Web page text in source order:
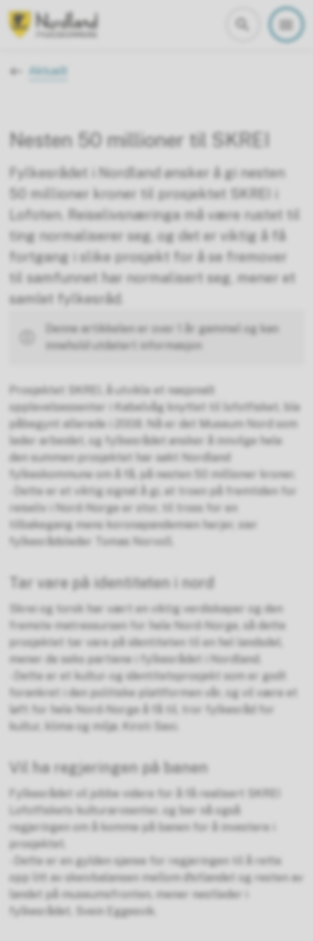
Du er her:
Aktuelt
Nesten 50 millioner til SKREI
Fylkesrådet i Nordland ønsker å gi nesten
50 millioner kroner til prosjektet SKREI i
Lofoten. Reiselivsnæringa må være rustet til
ting normaliserer seg, og det er viktig å få
fortgang i slike prosjekt for å se fremover
til samfunnet har normalisert seg, mener et
samlet fylkesråd.
Denne artikkelen er over 1 år gammel og kan
innehold utdatert informasjon
Prosjektet SKREI, å utvikle et nasjonalt
opplevelsessenter i Kabelvåg knyttet til lofotfisket, ble
påbegynt allerede i 2008. Nå er det Museum Nord som
leder arbeidet, og fylkesrådet ønsker å innvilge hele
den summen prosjektet har søkt Nordland
fylkeskommune om å få, på nesten 50 millioner kroner.
- Dette er et viktig signal å gi, at troen på fremtiden for
reiseliv i Nord-Norge er stor, til tross for en
tilbakegang mens koronapandemien herjer, sier
fylkesrådsleder Tomas Norvoll.
Tar vare på identiteten i nord
Skrei og torsk har vært en viktig verdiskaper og den
fremste matressursen for hele Nord-Norge, så dette
prosjektet tar vare på identiteten til en hel landsdel,
mener de seks partiene i fylkesrådet i Nordland.
- Dette er et kultur- og identitetsprosjekt som er godt
forankret i den politiske plattformen vår, og vil være et
løft for hele Nord-Norge å få til, tror fylkesråd for
kultur, klima og miljø, Kirsti Saxi.
Vil ha regjeringen på banen
Fylkesrådet vil jobbe videre for å få realisert SKREI
Lofotfiskets kulturarvsenter, og ber nå også
regjeringen om å komme på banen for å investere i
prosjektet.
- Dette er en gylden sjanse for regjeringen til å rette
opp litt av skeivbalansen mellom Østlandet og resten av
landet på museumsfronten, mener nestleder i
fylkesrådet, Svein Eggesvik.